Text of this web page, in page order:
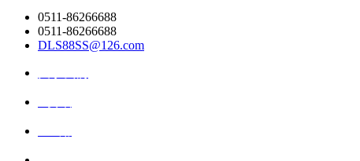
0511-86266688
0511-86266688
DLS88SS@126.com